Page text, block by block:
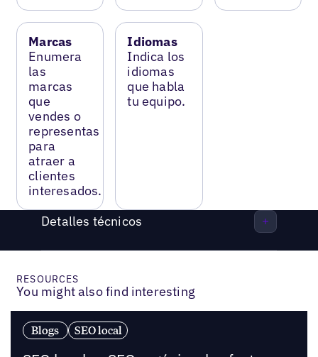
Marcas
Enumera
las
marcas
que
vendes o
representas
para
atraer a
clientes
interesados.
Idiomas
Indica los
idiomas
que habla
tu equipo.
Detalles técnicos
RESOURCES
You might also find interesting
Blogs SEO local